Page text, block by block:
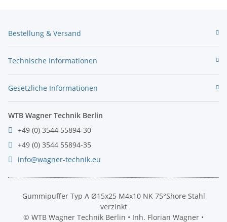
Bestellung & Versand
Technische Informationen
Gesetzliche Informationen
WTB Wagner Technik Berlin
+49 (0) 3544 55894-30
+49 (0) 3544 55894-35
info@wagner-technik.eu
Gummipuffer Typ A Ø15x25 M4x10 NK 75°Shore Stahl
verzinkt
© WTB Wagner Technik Berlin • Inh. Florian Wagner •